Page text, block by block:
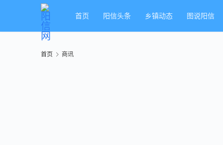
首页 阳信头条 乡镇动态 图说阳信
首页 商讯